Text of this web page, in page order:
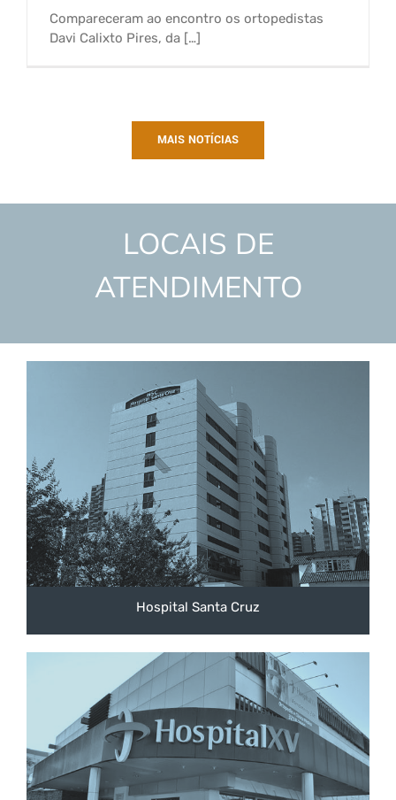
Compareceram ao encontro os ortopedistas
Davi Calixto Pires, da […]
MAIS NOTÍCIAS
LOCAIS DE
ATENDIMENTO
Hospital Santa Cruz